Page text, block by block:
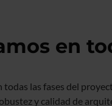
en
las fases del
y calidad de